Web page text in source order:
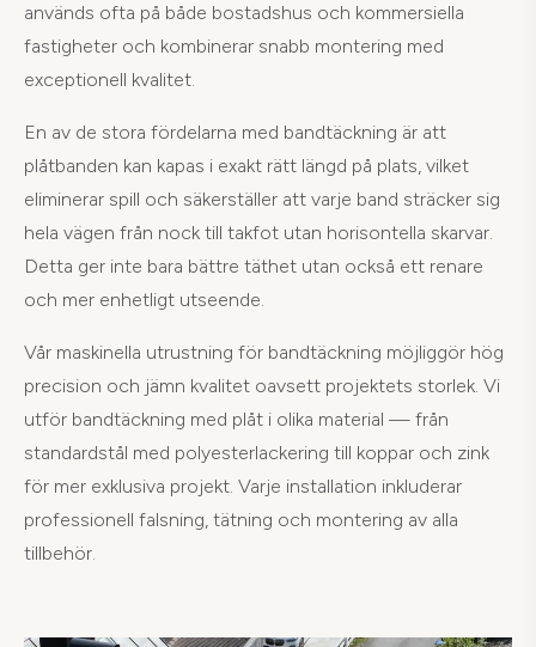
används ofta på både bostadshus och kommersiella
fastigheter och kombinerar snabb montering med
exceptionell kvalitet.
En av de stora fördelarna med bandtäckning är att
plåtbanden kan kapas i exakt rätt längd på plats, vilket
eliminerar spill och säkerställer att varje band sträcker sig
hela vägen från nock till takfot utan horisontella skarvar.
Detta ger inte bara bättre täthet utan också ett renare
och mer enhetligt utseende.
Vår maskinella utrustning för bandtäckning möjliggör hög
precision och jämn kvalitet oavsett projektets storlek. Vi
utför bandtäckning med plåt i olika material — från
standardstål med polyesterlackering till koppar och zink
för mer exklusiva projekt. Varje installation inkluderar
professionell falsning, tätning och montering av alla
tillbehör.